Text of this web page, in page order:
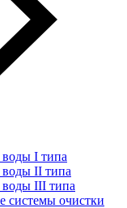
I типа
II типа
III типа
системы очистки